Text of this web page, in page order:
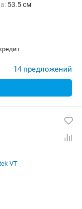
53.5 см
дозагрузки белья,
перепадов
14 предложений